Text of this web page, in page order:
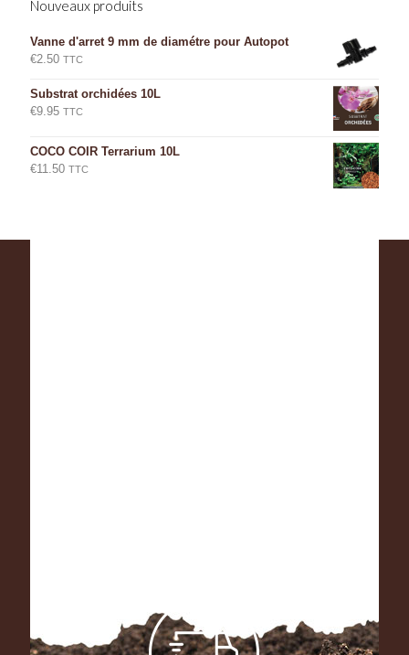
Nouveaux produits
Vanne d'arret 9 mm de diamétre pour Autopot
€2.50 TTC
Substrat orchidées 10L
€9.95 TTC
COCO COIR Terrarium 10L
€11.50 TTC